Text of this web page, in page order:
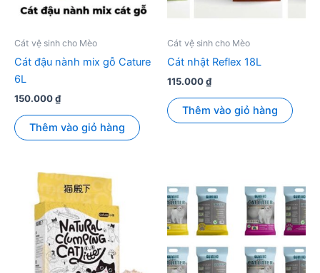
Cát vệ sinh cho Mèo
Cát đậu nành mix gỗ Cature
6L
150.000₫
Thêm vào giỏ hàng
Cát vệ sinh cho Mèo
Cát nhật Reflex 18L
115.000₫
Thêm vào giỏ hàng